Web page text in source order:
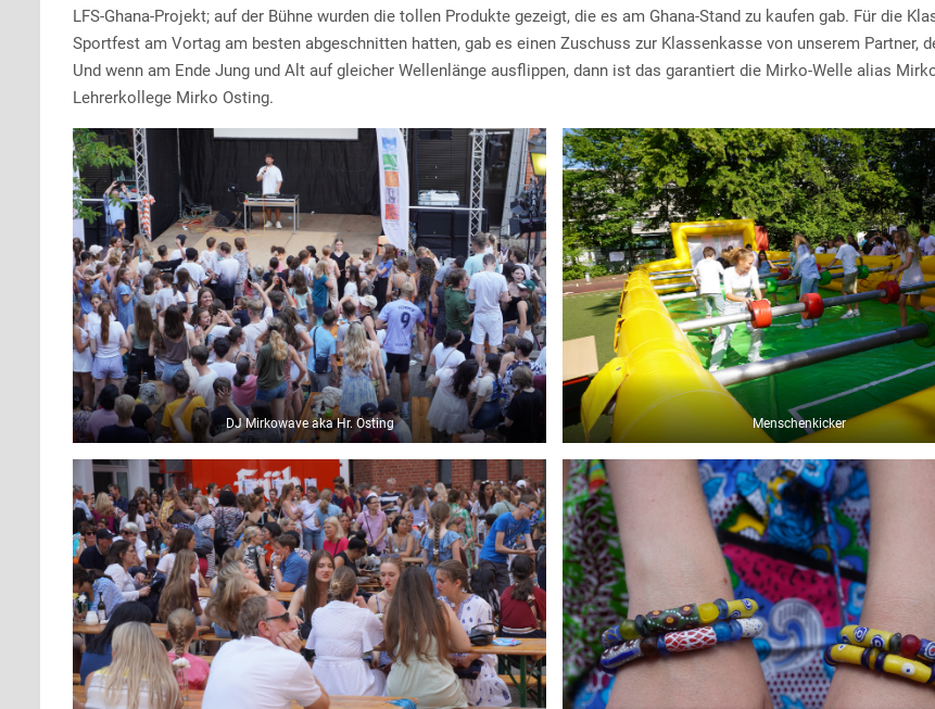
LFS-Ghana-Projekt; auf der Bühne wurden die tollen Produkte gezeigt, die es am Ghana-Stand zu kaufen gab. Für die
Sportfest am Vortag am besten abgeschnitten hatten, gab es einen Zuschuss zur Klassenkasse von unserem Partner,
Und wenn am Ende Jung und Alt auf gleicher Wellenlänge ausflippen, dann ist das garantiert die Mirko-Welle alias
Lehrerkollege Mirko Osting.
DJ Mirkowave aka Hr. Osting Menschenkicker